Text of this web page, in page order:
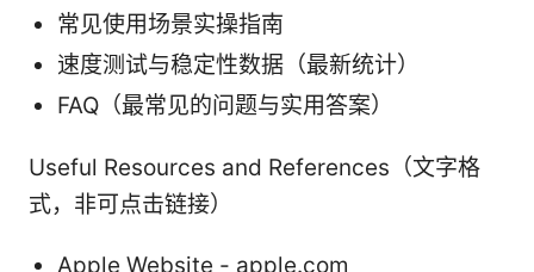
常见使用场景实操指南
速度测试与稳定性数据（最新统计）
FAQ（最常见的问题与实用答案）
Useful Resources and References（文字格
式，非可点击链接）
Apple Website - apple.com